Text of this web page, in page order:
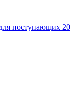
поступающих